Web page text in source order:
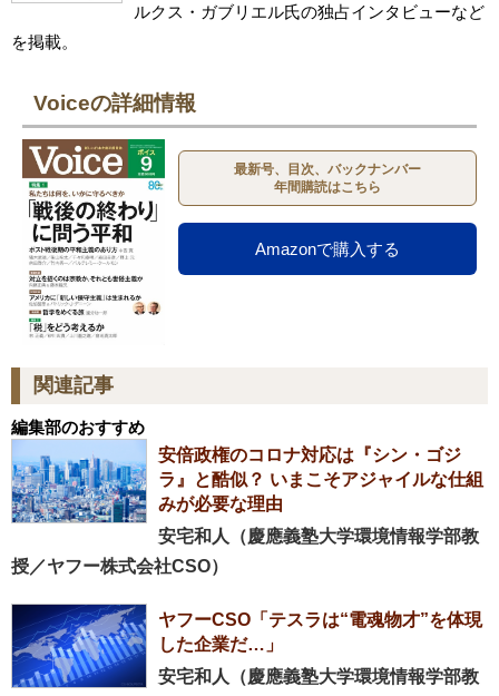
ルクス・ガブリエル氏の独占インタビューなど
を掲載。
Voiceの詳細情報
最新号、目次、バックナンバー
年間購読はこちら
Amazonで購入する
関連記事
編集部のおすすめ
安倍政権のコロナ対応は『シン・ゴジ
ラ』と酷似？ いまこそアジャイルな仕組
みが必要な理由
安宅和人（慶應義塾大学環境情報学部教
授／ヤフー株式会社CSO）
ヤフーCSO「テスラは“電魂物才”を体現
した企業だ…」
安宅和人（慶應義塾大学環境情報学部教